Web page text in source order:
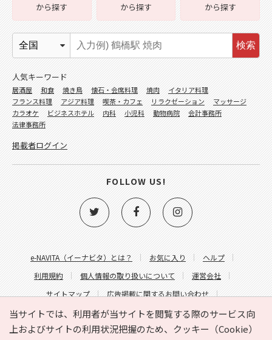
当サイトでは、利用者が当サイトを閲覧する際のサービス向
上およびサイトの利用状況把握のため、クッキー（Cookie）
e-NAVITA（イーナビタ）とは？ お気に入り
ヘルプ
利用規約
個人情報の取り扱いについて
運営会社
サイトマップ
広告掲載に関するお問い合わせ
サイトの内容に関するお問い合わせ
から探す
から探す
から探す
検索
人気キーワード
居酒屋 和食 焼き鳥 懐石・会席料理 焼肉
イタリア料理
フランス料理
アジア料理 喫茶・カフェ リラクゼーション
マッサージ
カラオケ
ビジネスホテル 内科 小児科 動物病院
会計事務所
法律事務所
掲載者ログイン
FOLLOW US!